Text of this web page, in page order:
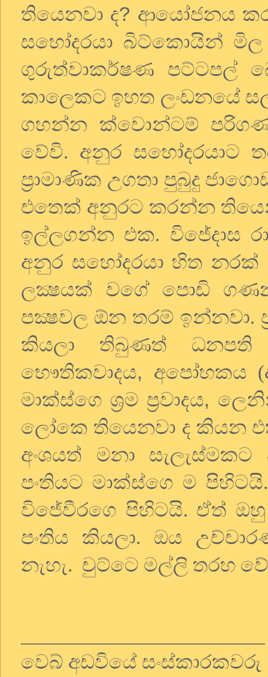
තියෙනවා ද? ආයෝජනය
සහෝදරයා බිට්කොයින් මිල
ගුරුත්වාකර්ෂණ
කාලෙකට ඉහත ලංඩනයේ
ගහන්න ක්වොන්ටම්
වේවි. අනුර සහෝදරයාට
ප්‍රාමාණික උගතා පුබුදු
එතෙක් අනුරට කරන්න
ඉල්ලගන්න එක. විජේදාස
අනුර සහෝදරයා හිත
ලක්‍ෂයක් වගේ පොඩි
පක්‍ෂවල ඕන තරම්
කියලා තිබුණත් ධනපති
භෞතිකවාදය, අපෝහකය
මාක්ස්ගෙ ශ්‍රම ප්‍රවාදය,
ලෝකෙ තියෙනවා ද කියන
අංශයත් මනා
පංතියට මාක්ස්ගෙ ම
විජේවීරගෙ පිහිටයි. ඒත්
පංතිය කියලා. ඔය
නැහැ. චුට්ටෙ මල්ලි තරහ
වෙබ් අඩවියේ සංස්කාරකවරු